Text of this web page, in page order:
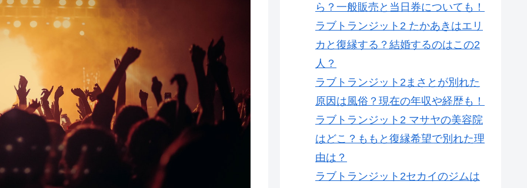
ら？一般販売と当日券についても！
ラブトランジット2 たかあきはエリ
カと復縁する？結婚するのはこの2
人？
ラブトランジット2まさとが別れた
原因は風俗？現在の年収や経歴も！
ラブトランジット2 マサヤの美容院
はどこ？ももと復縁希望で別れた理
由は？
ラブトランジット2セカイのジムは